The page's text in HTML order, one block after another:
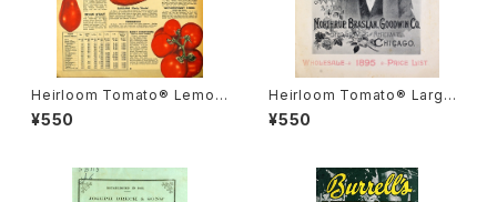
Heirloom Tomato® Lemon
=Garden Lemon=Vegetabl
e Orange=Garden Lemon
¥550
Heirloom Tomato® Large
Round Yellow=Golden Tro
phy エアルーム・トマト・ラージ・
¥550